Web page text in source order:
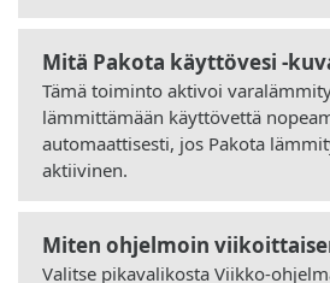
Mitä Pakota käyttövesi -
Tämä toiminto aktivoi
lämmittämään käyttövettä
automaattisesti, jos Pakota
aktiivinen.
Miten ohjelmoin
Valitse pikavalikosta Viikko-